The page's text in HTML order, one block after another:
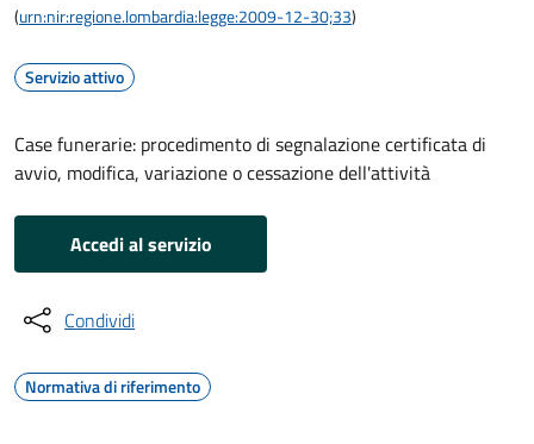
(urn:nir:regione.lombardia:legge:2009-12-30;33)
Servizio attivo
Case funerarie: procedimento di segnalazione certificata di
avvio, modifica, variazione o cessazione dell'attività
Accedi al servizio
Condividi
Normativa di riferimento